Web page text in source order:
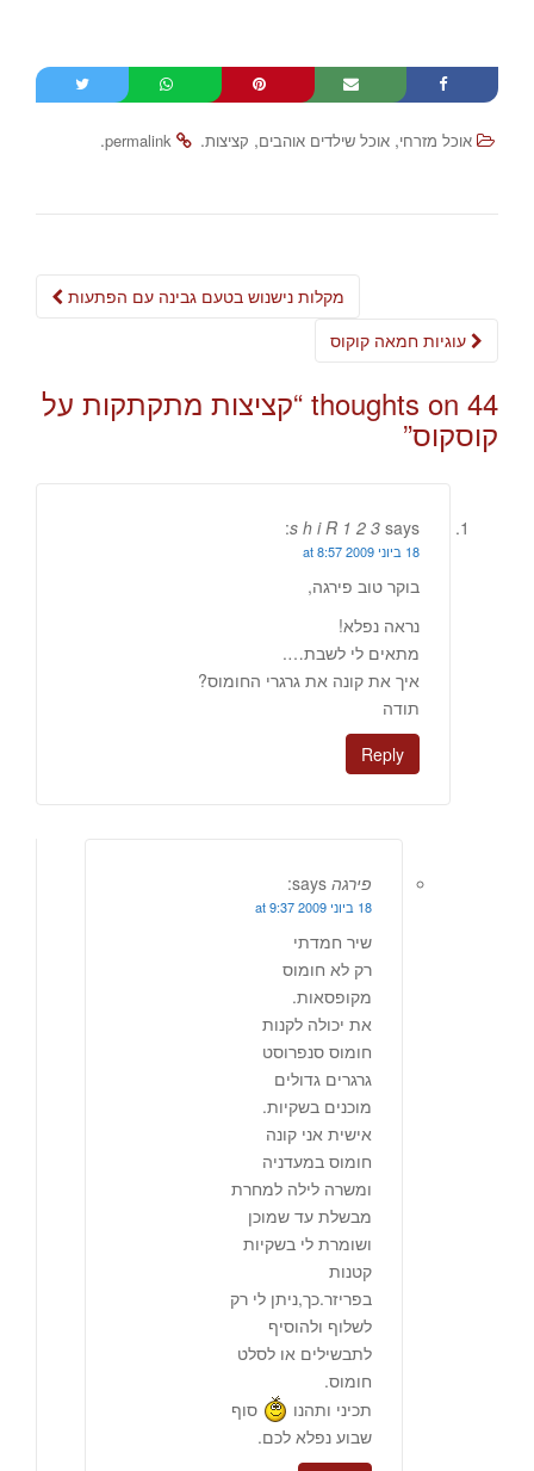
אוכל מזרחי, אוכל שילדים אוהבים, קציצות.
permalink
.
Post
מקלות נישנוש בטעם גבינה עם הפתעות
44 thoughts on “ קציצות מתקתקות על
קוסקוס”
s h i R 1 2 3 says:
18 ביוני 2009 at 8:57
בוקר טוב פירגה,
נראה נפלא!
מתאים לי לשבת….
איך את קונה את גרגרי החומוס?
תודה
Reply
פירגה says:
18 ביוני 2009 at 9:37
שיר חמדתי
רק לא חומוס
מקופסאות.
את יכולה לקנות
חומוס סנפרוסט
גרגרים גדולים
מוכנים בשקיות.
אישית אני קונה
חומוס במעדניה
ומשרה לילה למחרת
מבשלת עד שמוכן
ושומרת לי בשקיות
קטנות
בפריזר.כך,ניתן לי רק
לשלוף ולהוסיף
לתבשילים או לסלט
חומוס.
תכיני ותהנו
סוף
שבוע נפלא לכם.